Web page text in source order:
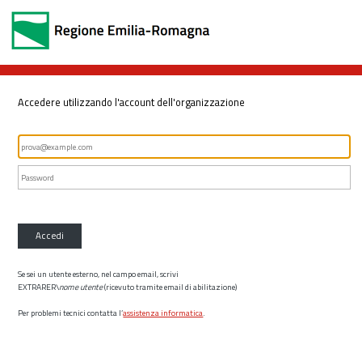
Accedere utilizzando l'account dell'organizzazione
Accedi
Se sei un utente esterno, nel campo email, scrivi
EXTRARER\nome utente(ricevuto tramite email di abilitazione)
Per problemi tecnici contatta l’assistenza informatica.